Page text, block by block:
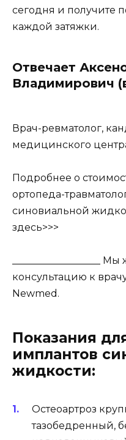
сегодня и получите
каждой затяжки.
Отвечает
Владимирович
Врач-ревматолог,
медицинского
Подробнее о
ортопеда-
синовиальной
здесь>>>
__________________
консультацию к
Newmed.
Показания
имплантов
жидкости:
Остеоартроз
тазобедренный,